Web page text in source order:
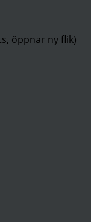
öppnar ny flik)